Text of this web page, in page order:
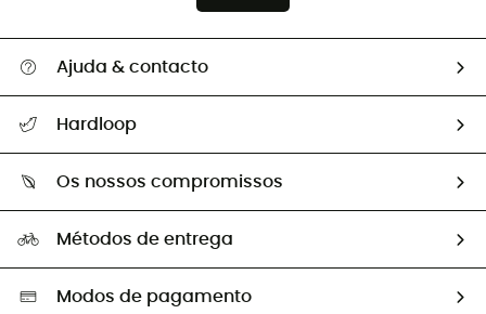
Ajuda & contacto
Guia de tamanhos
Trocas & Devoluções
Hardloop
Os nossos embaixadores
Os nossos compromissos
Seleção eco-responsável
Métodos de entrega
Modos de pagamento